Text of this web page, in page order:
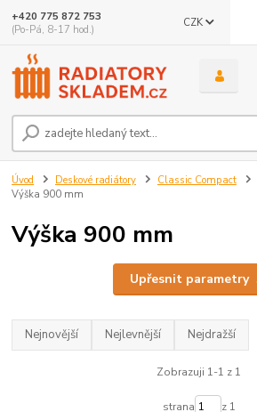
CZK
+420 775 872 753
(Po-Pá, 8-17 hod.)
Úvod Deskové radiátory Classic Compact
Výška 900 mm
Výška 900 mm
Upřesnit parametry
Nejnovější Nejlevnější Nejdražší
Zobrazuji 1-1 z 1
strana z 1